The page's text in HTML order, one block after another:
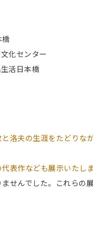
化センター
活日本橋
と洛夫の生涯をたどりな
表作なども展示いたしま
せんでした。これら